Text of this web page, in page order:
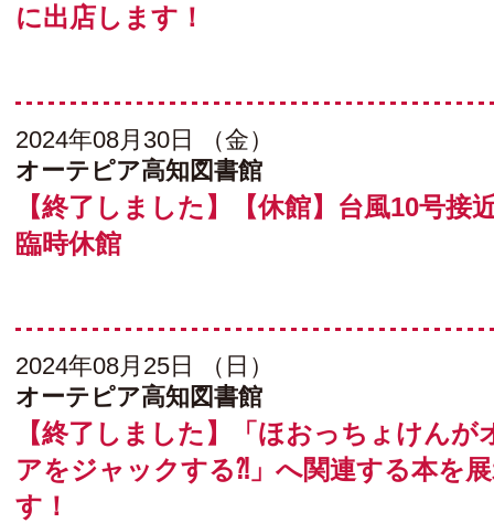
に出店します！
2024年08月30日 （金）
オーテピア高知図書館
【終了しました】【休館】台風10号接
臨時休館
2024年08月25日 （日）
オーテピア高知図書館
【終了しました】「ほおっちょけんが
アをジャックする⁈」へ関連する本を
す！